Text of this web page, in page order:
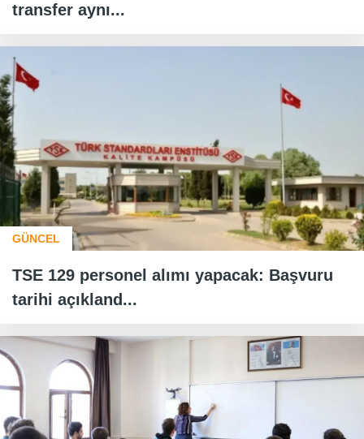
transfer aynı...
GÜNCEL
TSE 129 personel alımı yapacak: Başvuru
tarihi açıkland...